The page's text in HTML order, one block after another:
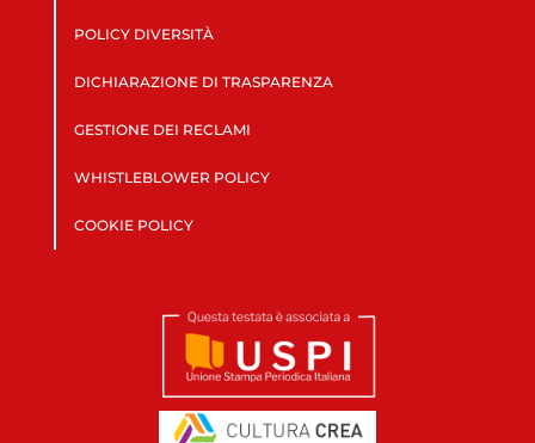
POLICY DIVERSITÀ
DICHIARAZIONE DI TRASPARENZA
GESTIONE DEI RECLAMI
WHISTLEBLOWER POLICY
COOKIE POLICY